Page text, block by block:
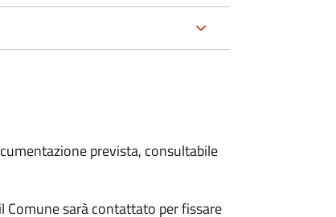
prevista, consultabile
Comune sarà contattato per fissare